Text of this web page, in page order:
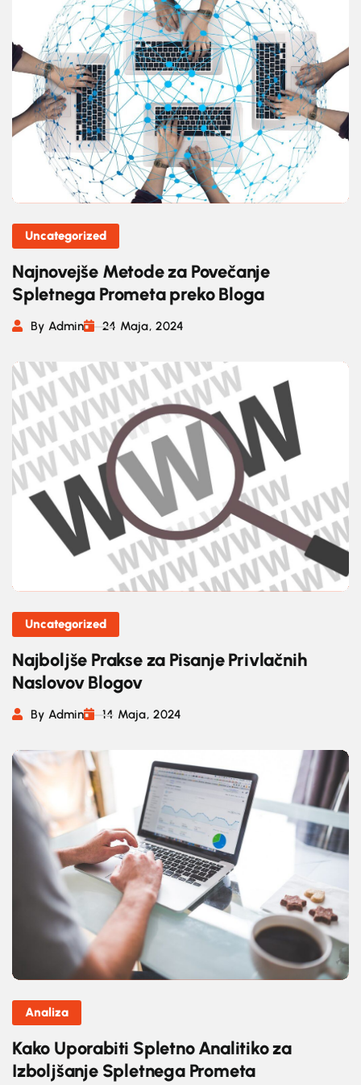
Uncategorized
Najnovejše Metode za Povečanje
Spletnega Prometa preko Bloga
By Admin 24 Maja, 2024
Uncategorized
Najboljše Prakse za Pisanje Privlačnih
Naslovov Blogov
By Admin 14 Maja, 2024
Analiza
Kako Uporabiti Spletno Analitiko za
Izboljšanje Spletnega Prometa